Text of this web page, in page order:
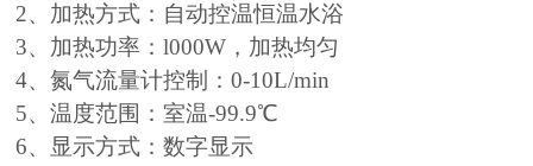
2、加热方式：自动控温恒温水浴
3、加热功率：l000W，加热均匀
4、氮气流量计控制：0-10L/min
5、温度范围：室温-99.9℃
6、显示方式：数字显示